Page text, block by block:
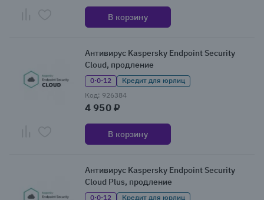
В корзину
Антивирус Kaspersky Endpoint Security
Cloud, продление
0·0·12
Кредит для юрлиц
Код: 926384
4 950 ₽
В корзину
Антивирус Kaspersky Endpoint Security
Cloud Plus, продление
0·0·12 Кредит для юрлиц